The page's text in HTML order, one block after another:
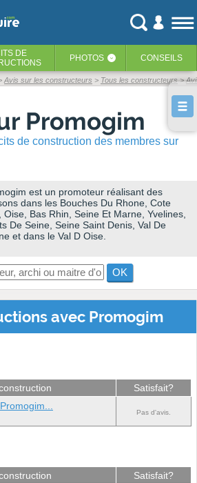
DE
PHOTOS ‹ CONSEILS
Avis sur les constructeurs Tous les constructeurs
Promogim
de construction des membres sur
est un promoteur réalisant des
dans les Bouches Du Rhone, Cote
Oise, Bas Rhin, Seine Et Marne, Yvelines,
De Seine, Seine Saint Denis, Val De
et dans le Val D Oise.
OK
avec Promogim
Satisfait?
Pas d'avis.
Satisfait?